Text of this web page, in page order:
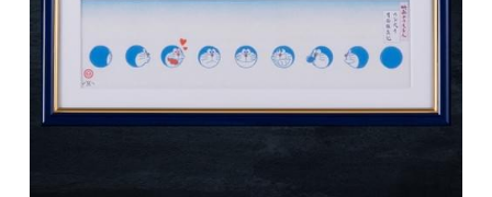
北斎漫画
ファブリックボード
ARCHIVES
CONTACT
STAR WARSシリーズ
永井豪シリーズ